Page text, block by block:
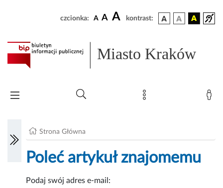
czcionka: A A A kontrast:
Miasto Kraków
Strona Główna
Poleć artykuł znajomemu
Podaj swój adres e-mail: